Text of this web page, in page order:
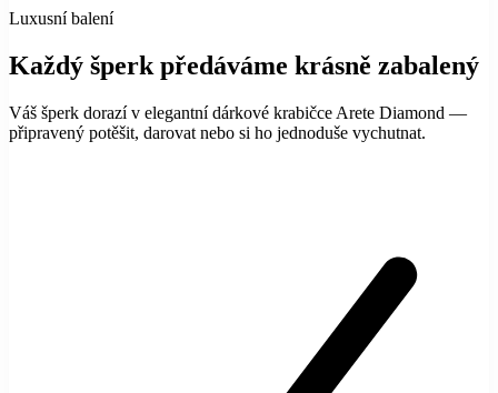
Luxusní balení
Každý šperk předáváme krásně zabalený
Váš šperk dorazí v elegantní dárkové krabičce Arete Diamond —
připravený potěšit, darovat nebo si ho jednoduše vychutnat.